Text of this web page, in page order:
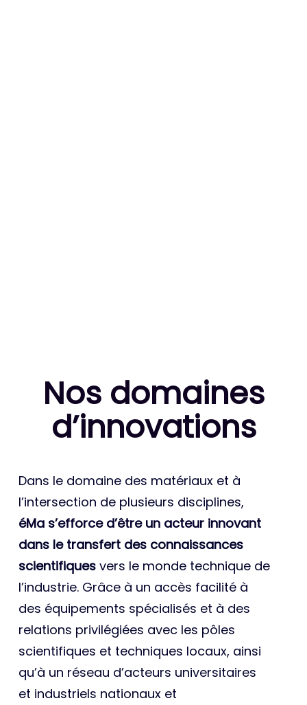
Nos domaines
d’innovations
Dans le domaine des matériaux et à
l’intersection de plusieurs disciplines,
éMa s’efforce d’être un acteur innovant
dans le transfert des connaissances
scientifiques vers le monde technique de
l’industrie. Grâce à un accès facilité à
des équipements spécialisés et à des
relations privilégiées avec les pôles
scientifiques et techniques locaux, ainsi
qu’à un réseau d’acteurs universitaires
et industriels nationaux et